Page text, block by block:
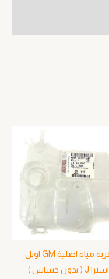
قربة مياه اصلية GM اوبل
استرا J ( بدون حساس )